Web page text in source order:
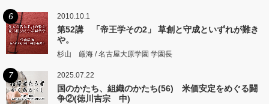
6 2010.10.1
第52講 「帝王学その2」 草創と守成といずれが難き
や。
杉山 厳海 / 名古屋大原学園 学園長
7 2025.07.22
国のかたち、組織のかたち(56) 米価安定をめぐる闘
争②(徳川吉宗 中)